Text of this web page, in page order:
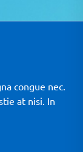
congue nec.
at nisi. In